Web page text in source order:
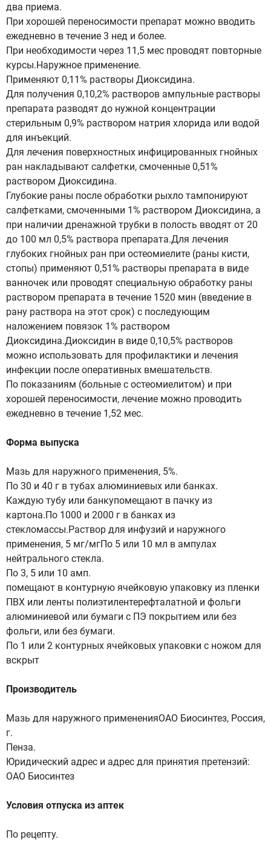
два приема.
При хорошей переносимости препарат можно вводить
ежедневно в течение 3 нед и более.
При необходимости через 11,5 мес проводят повторные
курсы.Наружное применение.
Применяют 0,11% растворы Диоксидина.
Для получения 0,10,2% растворов ампульные растворы
препарата разводят до нужной концентрации
стерильным 0,9% раствором натрия хлорида или водой
для инъекций.
Для лечения поверхностных инфицированных гнойных
ран накладывают салфетки, смоченные 0,51%
раствором Диоксидина.
Глубокие раны после обработки рыхло тампонируют
салфетками, смоченными 1% раствором Диоксидина, а
при наличии дренажной трубки в полость вводят от 20
до 100 мл 0,5% раствора препарата.Для лечения
глубоких гнойных ран при остеомиелите (раны кисти,
стопы) применяют 0,51% растворы препарата в виде
ванночек или проводят специальную обработку раны
раствором препарата в течение 1520 мин (введение в
рану раствора на этот срок) с последующим
наложением повязок 1% pacтвором
Диоксидина.Диоксидин в виде 0,10,5% растворов
можно использовать для профилактики и лечения
инфекции после оперативных вмешательств.
По показаниям (больные с остеомиелитом) и при
хорошей переносимости, лечение можно проводить
ежедневно в течение 1,52 мес.
Форма выпуска
Мазь для наружного применения, 5%.
По 30 и 40 г в тубах алюминиевых или банках.
Каждую тубу или банкупомещают в пачку из
картона.По 1000 и 2000 г в банках из
стекломассы.Раствор для инфузий и наружного
применения, 5 мг/мгПо 5 или 10 мл в ампулах
нейтрального стекла.
По 3, 5 или 10 амп.
помещают в контурную ячейковую упаковку из пленки
ПВХ или ленты полиэтилентерефталатной и фольги
алюминиевой или бумаги с ПЭ покрытием или без
фольги, или без бумаги.
По 1 или 2 контурных ячейковых упаковки с ножом для
вскрыт
Производитель
Мазь для наружного примененияОАО Биосинтез, Россия,
г.
Пенза.
Юридический адрес и адрес для принятия претензий:
ОАО Биосинтез
Условия отпуска из аптек
По рецепту.